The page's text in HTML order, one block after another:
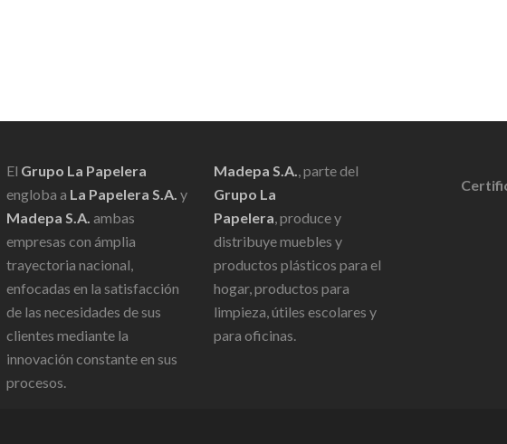
El Grupo La Papelera
engloba a La Papelera S.A. y
Madepa S.A. ambas
empresas con ámplia
trayectoria nacional,
enfocadas en la satisfacción
de las necesidades de sus
clientes mediante la
innovación constante en sus
procesos.
Madepa S.A., parte del
Grupo La
Papelera, produce y
distribuye muebles y
productos plásticos para el
hogar, productos para
limpieza, útiles escolares y
para oficinas.